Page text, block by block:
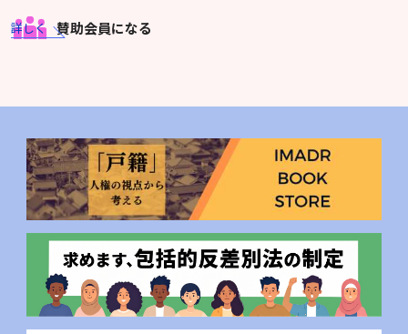
賛助会員になる
詳しく